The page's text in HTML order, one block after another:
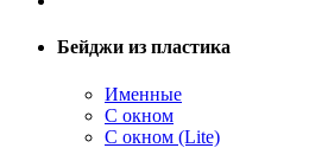
Бейджи из пластика
Именные
С окном
С окном (Lite)